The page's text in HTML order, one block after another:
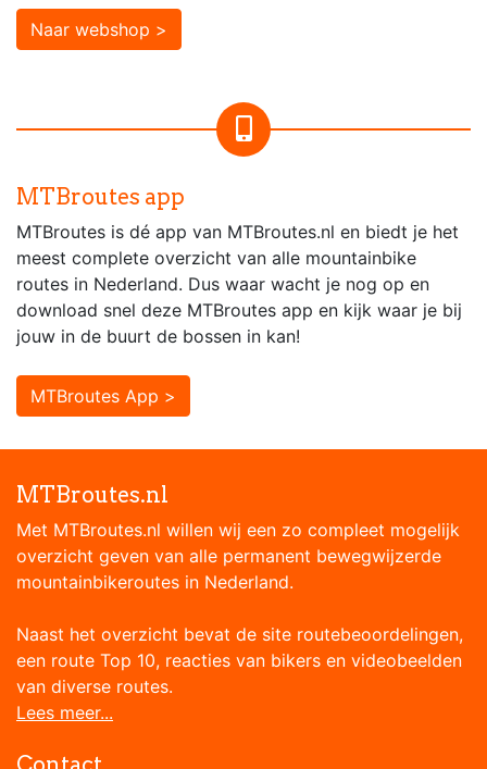
Naar webshop >
MTBroutes app
MTBroutes is dé app van MTBroutes.nl en biedt je het
meest complete overzicht van alle mountainbike
routes in Nederland. Dus waar wacht je nog op en
download snel deze MTBroutes app en kijk waar je bij
jouw in de buurt de bossen in kan!
MTBroutes App >
MTBroutes.nl
Met MTBroutes.nl willen wij een zo compleet mogelijk
overzicht geven van alle permanent bewegwijzerde
mountainbikeroutes in Nederland.
Naast het overzicht bevat de site routebeoordelingen,
een route Top 10, reacties van bikers en videobeelden
van diverse routes.
Lees meer...